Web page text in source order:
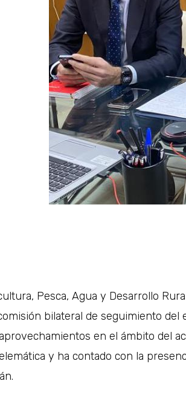
Pesca, Agua y Desarrollo
bilateral de seguimiento del
en el ámbito del
y ha contado con la